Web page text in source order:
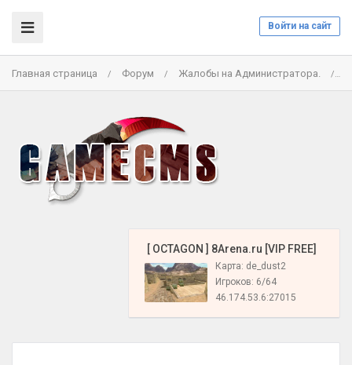
Войти на сайт
Главная страница / Форум / Жалобы на Администратора. /
️ [ OCTAGON ] 8Arena.ru [VIP FREE]
Карта: de_dust2
Игроков: 6/64
46.174.53.6:27015